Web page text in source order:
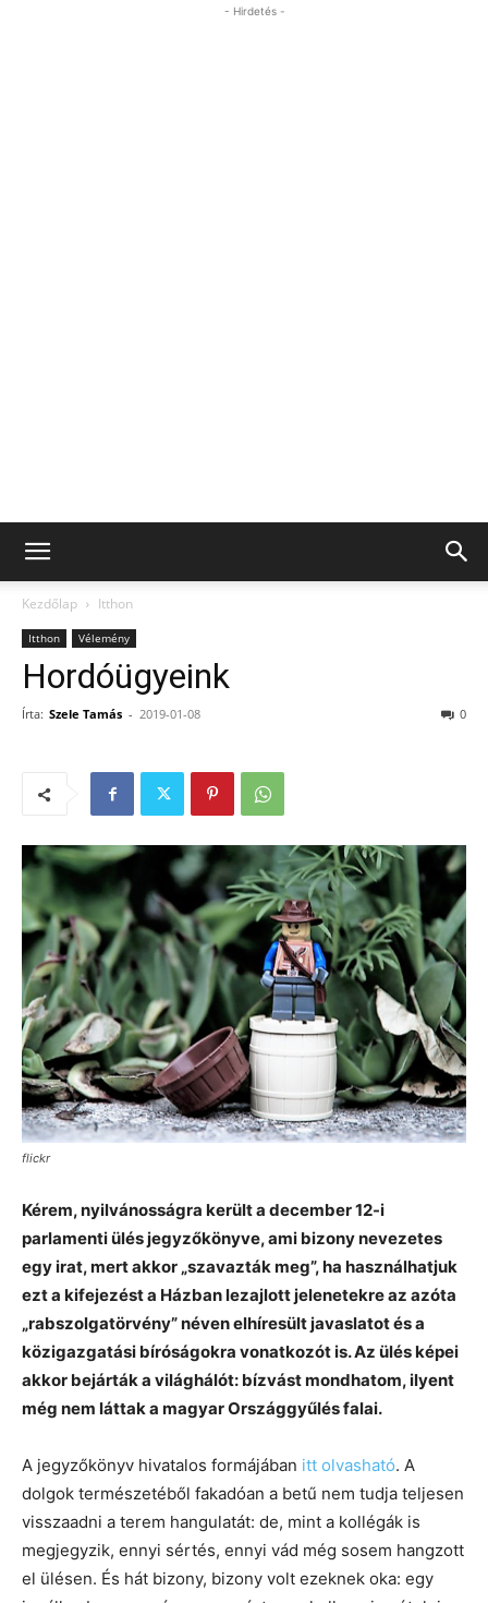
- Hirdetés -
Kezdőlap Itthon
Itthon Vélemény
Hordóügyeink
Írta: Szele Tamás - 2019-01-08 0
flickr
Kérem, nyilvánosságra került a december 12-i
parlamenti ülés jegyzőkönyve, ami bizony nevezetes
egy irat, mert akkor „szavazták meg”, ha használhatjuk
ezt a kifejezést a Házban lezajlott jelenetekre az azóta
„rabszolgatörvény” néven elhíresült javaslatot és a
közigazgatási bíróságokra vonatkozót is. Az ülés képei
akkor bejárták a világhálót: bízvást mondhatom, ilyent
még nem láttak a magyar Országgyűlés falai.
A jegyzőkönyv hivatalos formájában itt olvasható. A
dolgok természetéből fakadóan a betű nem tudja teljesen
visszaadni a terem hangulatát: de, mint a kollégák is
megjegyzik, ennyi sértés, ennyi vád még sosem hangzott
el ülésen. És hát bizony, bizony volt ezeknek oka: egy